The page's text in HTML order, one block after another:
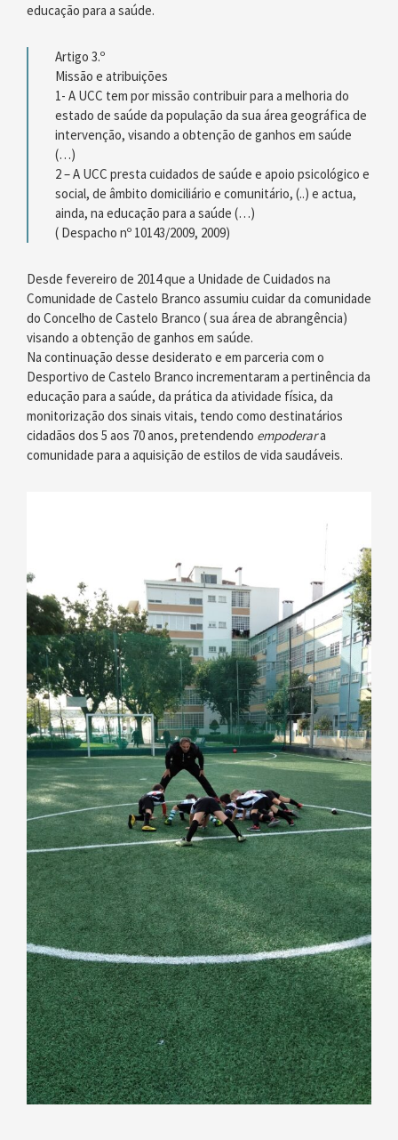
educação para a saúde.
Artigo 3.º
Missão e atribuições
1- A UCC tem por missão contribuir para a melhoria do
estado de saúde da população da sua área geográfica de
intervenção, visando a obtenção de ganhos em saúde
(…)
2 – A UCC presta cuidados de saúde e apoio psicológico e
social, de âmbito domiciliário e comunitário, (..) e actua,
ainda, na educação para a saúde (…)
( Despacho nº 10143/2009, 2009)
Desde fevereiro de 2014 que a Unidade de Cuidados na
Comunidade de Castelo Branco assumiu cuidar da comunidade
do Concelho de Castelo Branco ( sua área de abrangência)
visando a obtenção de ganhos em saúde.
Na continuação desse desiderato e em parceria com o
Desportivo de Castelo Branco incrementaram a pertinência da
educação para a saúde, da prática da atividade física, da
monitorização dos sinais vitais, tendo como destinatários
cidadãos dos 5 aos 70 anos, pretendendo empoderara
comunidade para a aquisição de estilos de vida saudáveis.